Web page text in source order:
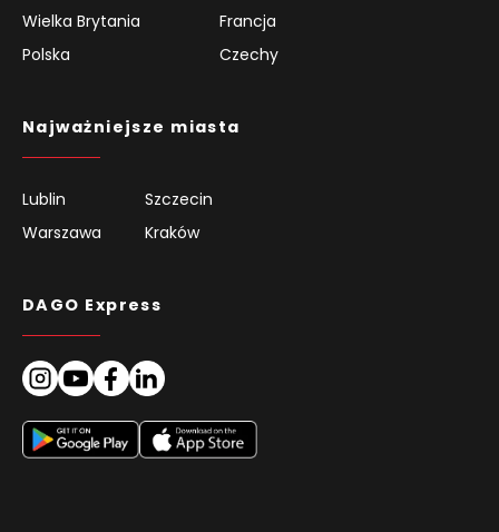
Wielka Brytania
Francja
Polska
Czechy
Najważniejsze miasta
Lublin
Szczecin
Warszawa
Kraków
DAGO Express